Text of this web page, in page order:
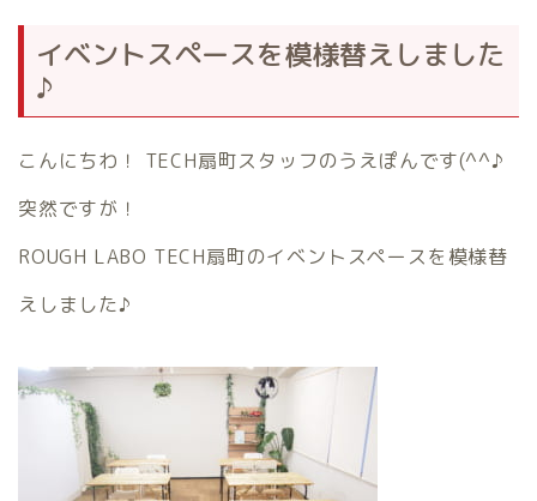
イベントスペースを模様替えしました
♪
こんにちわ！ TECH扇町スタッフのうえぽんです(^^♪
突然ですが！
ROUGH LABO TECH扇町のイベントスペースを模様替
えしました♪